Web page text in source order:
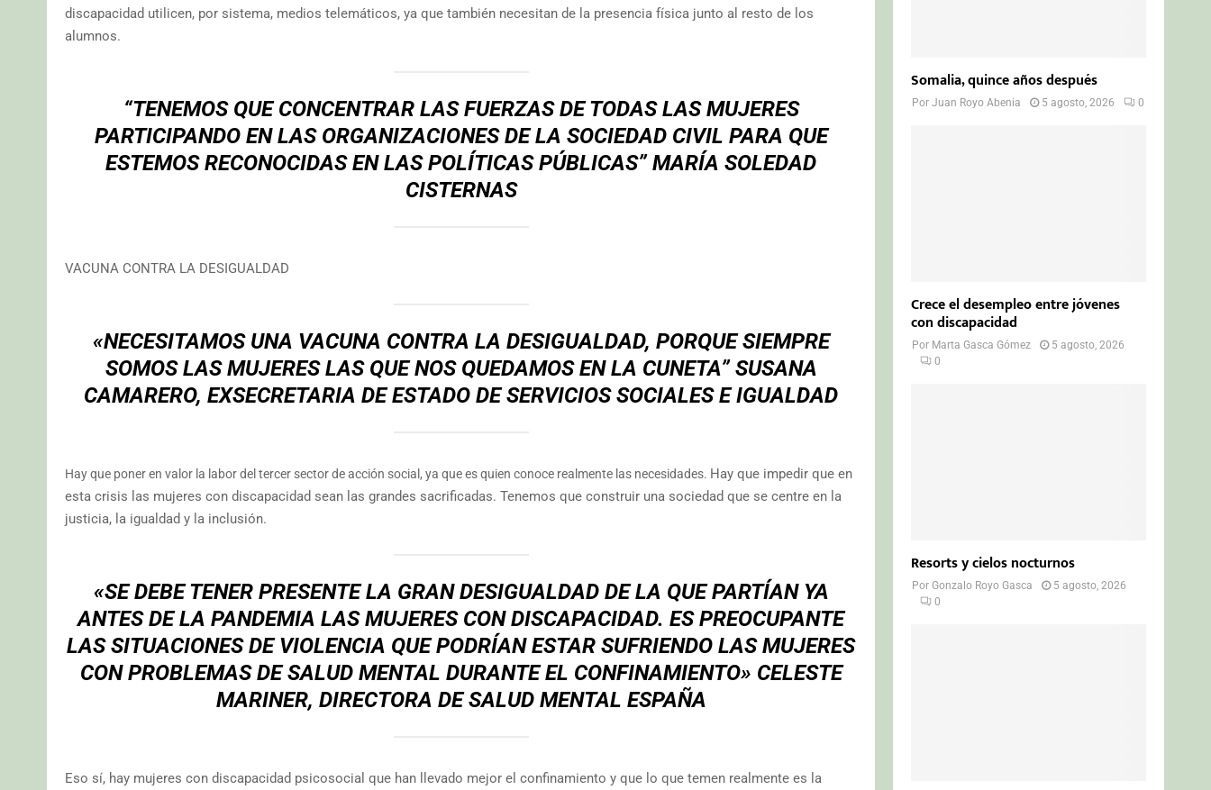
discapacidad utilicen, por sistema, medios telemáticos, ya que también necesitan de la presencia física junto al resto de los
alumnos.
“TENEMOS QUE CONCENTRAR LAS FUERZAS DE TODAS LAS MUJERES
PARTICIPANDO EN LAS ORGANIZACIONES DE LA SOCIEDAD CIVIL PARA QUE
ESTEMOS RECONOCIDAS EN LAS POLÍTICAS PÚBLICAS” MARÍA SOLEDAD
CISTERNAS
VACUNA CONTRA LA DESIGUALDAD
«NECESITAMOS UNA VACUNA CONTRA LA DESIGUALDAD, PORQUE SIEMPRE
SOMOS LAS MUJERES LAS QUE NOS QUEDAMOS EN LA CUNETA” SUSANA
CAMARERO, EXSECRETARIA DE ESTADO DE SERVICIOS SOCIALES E IGUALDAD
Hay que poner en valor la labor del tercer sector de acción social, ya que es quien conoce realmente las necesidades. Hay que impedir que en
esta crisis las mujeres con discapacidad sean las grandes sacrificadas. Tenemos que construir una sociedad que se centre en la
justicia, la igualdad y la inclusión.
«SE DEBE TENER PRESENTE LA GRAN DESIGUALDAD DE LA QUE PARTÍAN YA
ANTES DE LA PANDEMIA LAS MUJERES CON DISCAPACIDAD. ES PREOCUPANTE
LAS SITUACIONES DE VIOLENCIA QUE PODRÍAN ESTAR SUFRIENDO LAS MUJERES
CON PROBLEMAS DE SALUD MENTAL DURANTE EL CONFINAMIENTO» CELESTE
MARINER, DIRECTORA DE SALUD MENTAL ESPAÑA
Eso sí, hay mujeres con discapacidad psicosocial que han llevado mejor el confinamiento y que lo que temen realmente es la
Somalia, quince años después
PorJuan Royo Abenia 5 agosto, 2026 0
Crece el desempleo entre jóvenes
con discapacidad
Por Marta Gasca Gómez
5 agosto, 2026
0
Resorts y cielos nocturnos
PorGonzalo Royo Gasca
5 agosto, 2026
0